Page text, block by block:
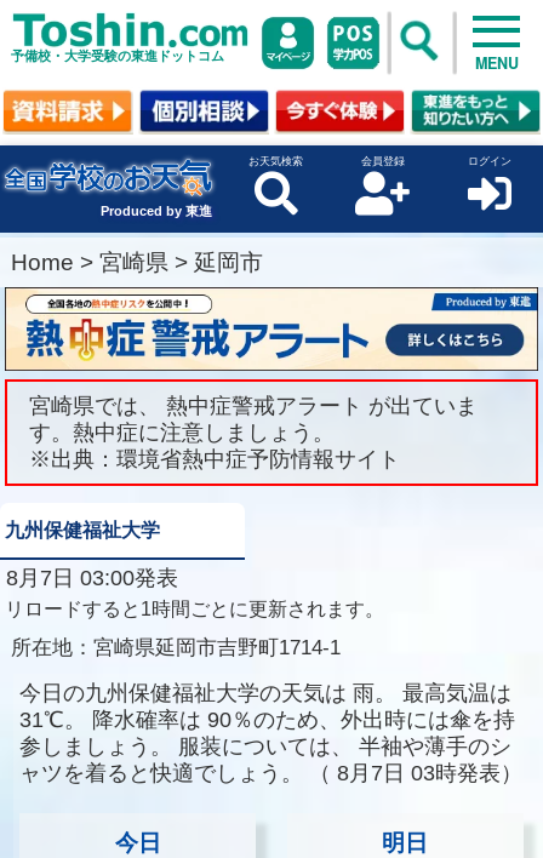
予備校・大学受験の東進ドットコム MENU
Produced by 東進
お天気検索 会員登録 ログイン
Home > 宮崎県 > 延岡市
宮崎県では、 熱中症警戒アラート が出ていま
す。熱中症に注意しましょう。
※出典：環境省熱中症予防情報サイト
九州保健福祉大学
8月7日 03:00発表
リロードすると1時間ごとに更新されます。
所在地： 宮崎県延岡市吉野町1714-1
今日の九州保健福祉大学の天気は 雨。
最高気温は
31℃。
降水確率は 90％のため、外出時には傘を持
参しましょう。
服装については、
半袖や薄手のシ
ャツを着ると快適でしょう。
（ 8月7日 03時発表）
今日 明日